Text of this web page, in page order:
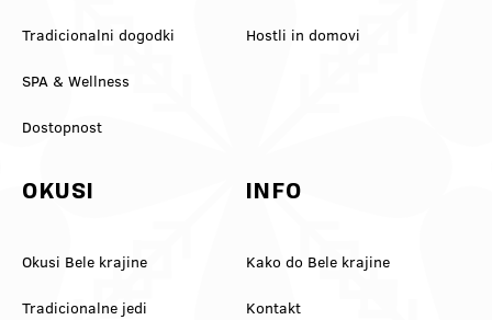
Tradicionalni dogodki
SPA & Wellness
Dostopnost
Hostli in domovi
OKUSI
Okusi Bele krajine
Tradicionalne jedi
INFO
Kako do Bele krajine
Kontakt